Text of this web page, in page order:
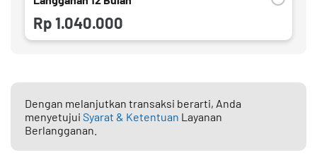
Rp 1.040.000
Dengan melanjutkan transaksi berarti, Anda
menyetujui Syarat & Ketentuan Layanan
Berlangganan.